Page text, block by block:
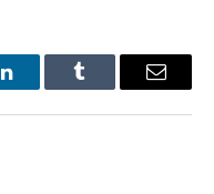
LinkedInTumblr Email